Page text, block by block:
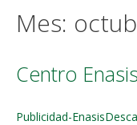
Mes:
Centro
Publicidad-Enasis